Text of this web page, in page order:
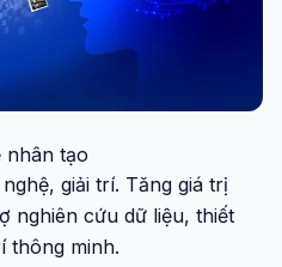
nhân tạo
giải trí. Tăng giá trị
nghiên cứu dữ liệu, thiết
thông minh.